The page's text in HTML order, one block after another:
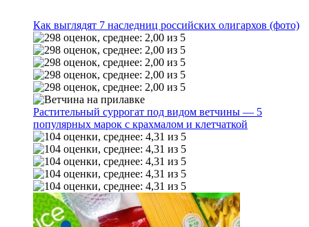
Как выглядят 7 наследниц российских олигархов (фото)
Растительный суррогат под видом ветчины — 5
популярных марок с крахмалом и клетчаткой